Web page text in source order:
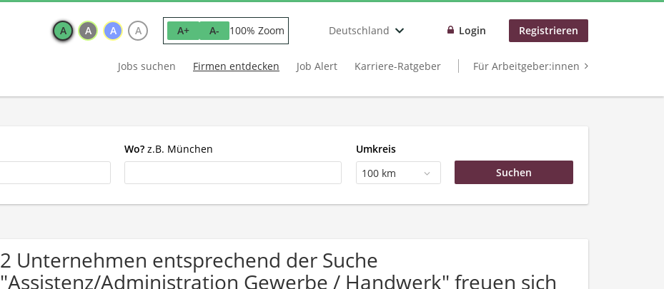
A A A A A+ A- 100% Zoom Deutschland Login Registrieren
Jobs suchen Firmen entdecken Job Alert Karriere-Ratgeber Für Arbeitgeber:innen
Wo? z.B. München
Umkreis
100 km
2 Unternehmen entsprechend der Suche
"Assistenz/Administration Gewerbe / Handwerk" freuen sich